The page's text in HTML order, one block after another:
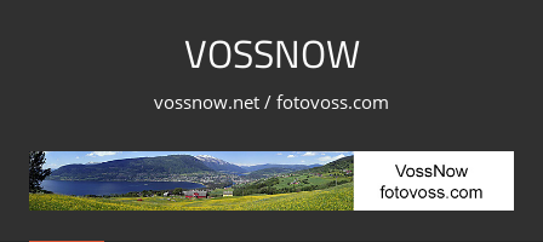
VOSSNOW
vossnow.net / fotovoss.com